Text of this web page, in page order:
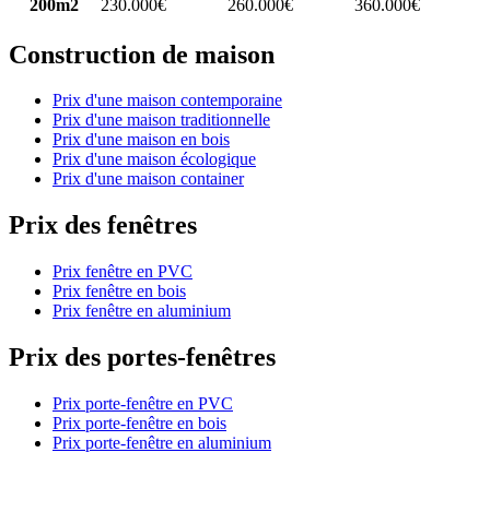
200m2
230.000€ 260.000€ 360.000€
Construction de maison
Prix d'une maison contemporaine
Prix d'une maison traditionnelle
Prix d'une maison en bois
Prix d'une maison écologique
Prix d'une maison container
Prix des fenêtres
Prix fenêtre en PVC
Prix fenêtre en bois
Prix fenêtre en aluminium
Prix des portes-fenêtres
Prix porte-fenêtre en PVC
Prix porte-fenêtre en bois
Prix porte-fenêtre en aluminium